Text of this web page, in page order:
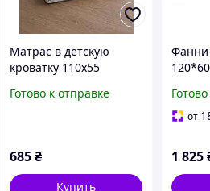
Матрас в детскую
кроватку 110х55
Готово к отправке
685₴
Купить
Фанни
от
1 825